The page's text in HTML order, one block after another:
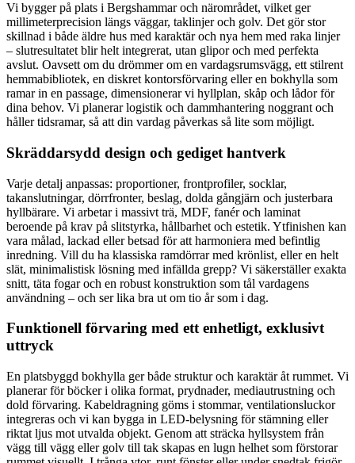
Vi bygger på plats i Bergshammar och närområdet, vilket ger
millimeterprecision längs väggar, taklinjer och golv. Det gör stor
skillnad i både äldre hus med karaktär och nya hem med raka linjer
– slutresultatet blir helt integrerat, utan glipor och med perfekta
avslut. Oavsett om du drömmer om en vardagsrumsvägg, ett stilrent
hemmabibliotek, en diskret kontorsförvaring eller en bokhylla som
ramar in en passage, dimensionerar vi hyllplan, skåp och lådor för
dina behov. Vi planerar logistik och dammhantering noggrant och
håller tidsramar, så att din vardag påverkas så lite som möjligt.
Skräddarsydd design och gediget hantverk
Varje detalj anpassas: proportioner, frontprofiler, socklar,
takanslutningar, dörrfronter, beslag, dolda gångjärn och justerbara
hyllbärare. Vi arbetar i massivt trä, MDF, fanér och laminat
beroende på krav på slitstyrka, hållbarhet och estetik. Ytfinishen kan
vara målad, lackad eller betsad för att harmoniera med befintlig
inredning. Vill du ha klassiska ramdörrar med krönlist, eller en helt
slät, minimalistisk lösning med infällda grepp? Vi säkerställer exakta
snitt, täta fogar och en robust konstruktion som tål vardagens
användning – och ser lika bra ut om tio år som i dag.
Funktionell förvaring med ett enhetligt, exklusivt
uttryck
En platsbyggd bokhylla ger både struktur och karaktär åt rummet. Vi
planerar för böcker i olika format, prydnader, mediautrustning och
dold förvaring. Kabeldragning göms i stommar, ventilationsluckor
integreras och vi kan bygga in LED-belysning för stämning eller
riktat ljus mot utvalda objekt. Genom att sträcka hyllsystem från
vägg till vägg eller golv till tak skapas en lugn helhet som förstorar